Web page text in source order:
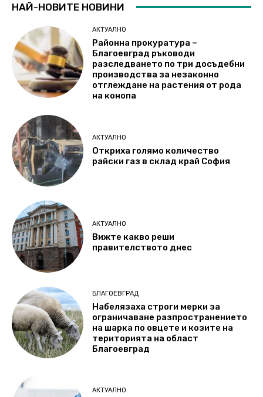
НАЙ-НОВИТЕ НОВИНИ
АКТУАЛНО
Районна прокуратура –
Благоевград ръководи
разследването по три досъдебни
производства за незаконно
отглеждане на растения от рода
на конопа
АКТУАЛНО
Откриха голямо количество
райски газ в склад край София
АКТУАЛНО
Вижте какво реши
правителството днес
БЛАГОЕВГРАД
Набелязаха строги мерки за
ограничаване разпространението
на шарка по овцете и козите на
територията на област
Благоевград
АКТУАЛНО